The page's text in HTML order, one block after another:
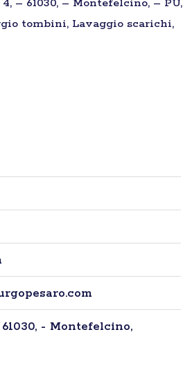
– 61030, – Montefelcino, – PU,
tombini, Lavaggio scarichi,
- Montefelcino,